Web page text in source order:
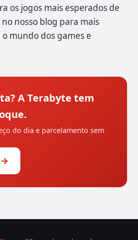
os jogos mais esperados de
nosso blog para mais
mundo dos games e
A Terabyte tem
do dia e parcelamento sem
→